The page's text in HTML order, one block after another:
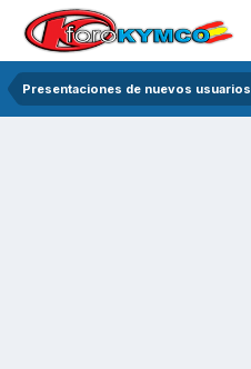
Presentaciones de nuevos usuarios